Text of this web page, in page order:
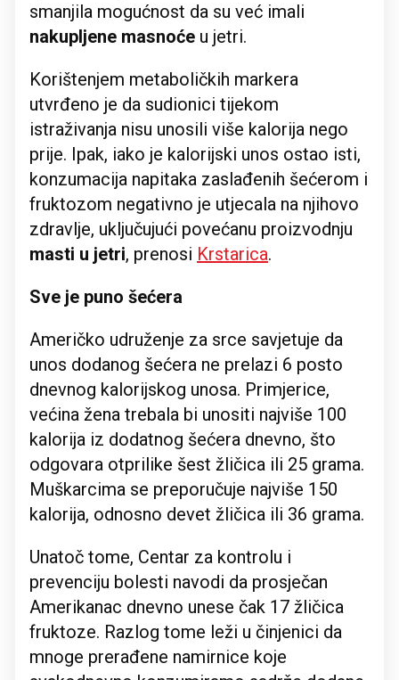
smanjila mogućnost da su već imali
nakupljene masnoće u jetri.
Korištenjem metaboličkih markera
utvrđeno je da sudionici tijekom
istraživanja nisu unosili više kalorija nego
prije. Ipak, iako je kalorijski unos ostao isti,
konzumacija napitaka zaslađenih šećerom i
fruktozom negativno je utjecala na njihovo
zdravlje, uključujući povećanu proizvodnju
masti u jetri, prenosi Krstarica.
Sve je puno šećera
Američko udruženje za srce savjetuje da
unos dodanog šećera ne prelazi 6 posto
dnevnog kalorijskog unosa. Primjerice,
većina žena trebala bi unositi najviše 100
kalorija iz dodatnog šećera dnevno, što
odgovara otprilike šest žličica ili 25 grama.
Muškarcima se preporučuje najviše 150
kalorija, odnosno devet žličica ili 36 grama.
Unatoč tome, Centar za kontrolu i
prevenciju bolesti navodi da prosječan
Amerikanac dnevno unese čak 17 žličica
fruktoze. Razlog tome leži u činjenici da
mnoge prerađene namirnice koje